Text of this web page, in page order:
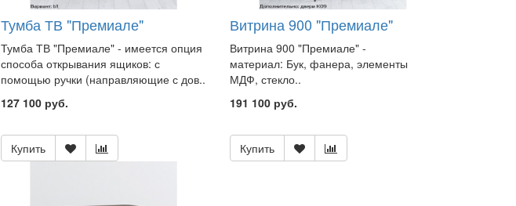
Тумба ТВ "Премиале"
Тумба ТВ "Премиале" - имеется опция
способа открывания ящиков: с
помощью ручки (направляющие с дов..
127 100 руб.
Купить
Витрина 900 "Премиале"
Витрина 900 "Премиале" -
материал: Бук, фанера, элементы
МДФ, стекло..
191 100 руб.
Купить